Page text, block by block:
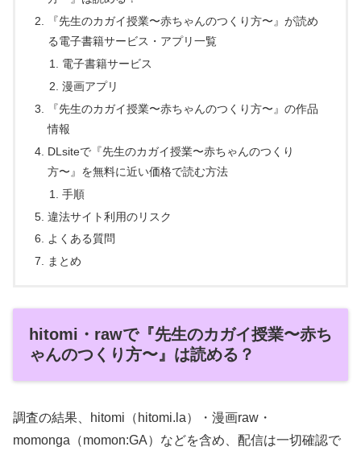
『先生のカガイ授業〜赤ちゃんのつくり方〜』が読め
る電子書籍サービス・アプリ一覧
電子書籍サービス
漫画アプリ
『先生のカガイ授業〜赤ちゃんのつくり方〜』の作品
情報
DLsiteで『先生のカガイ授業〜赤ちゃんのつくり
方〜』を無料に近い価格で読む方法
手順
違法サイト利用のリスク
よくある質問
まとめ
hitomi・rawで『先生のカガイ授業〜赤ち
ゃんのつくり方〜』は読める？
調査の結果、hitomi（hitomi.la）・漫画raw・
momonga（momon:GA）などを含め、配信は一切確認で